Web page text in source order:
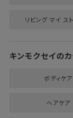
リビング マイ ス
キンモクセイの
ボディケア
ヘアケア